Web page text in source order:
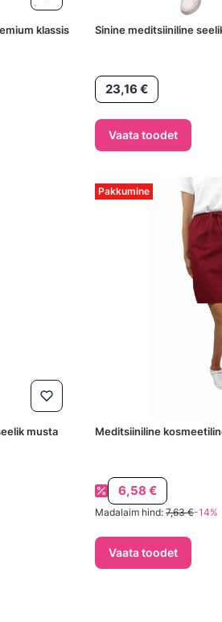
klassis Sinine meditsiiniline
Hind23,16 €
Vaata toodet
musta
Pakkumine
Meditsiiniline
Soodushind
6,58 €
Madalaim hind: 7,63 €-14%
Vaata toodet